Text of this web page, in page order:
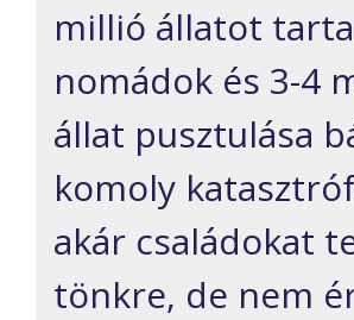
millió állatot
nomádok és 3-4
állat pusztulása
komoly
akár családokat
tönkre, de nem